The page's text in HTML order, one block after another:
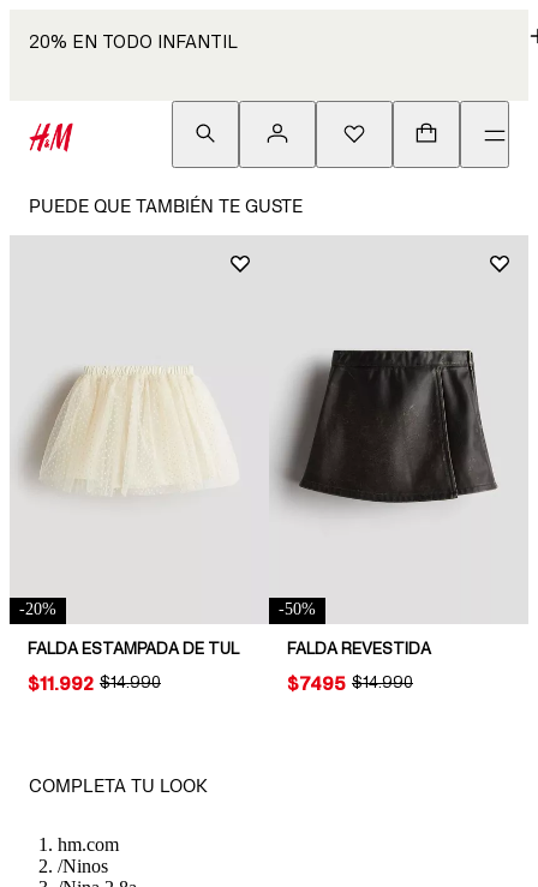
20% EN TODO INFANTIL
PUEDE QUE TAMBIÉN TE GUSTE
-20%
FALDA ESTAMPADA DE TUL
ORIGINAL PRICE:
$14.990
PRICE:
$11.992
-50%
FALDA REVESTIDA
ORIGINAL PRICE:
$14.990
PRICE:
$7495
COMPLETA TU LOOK
hm.com
/Ninos